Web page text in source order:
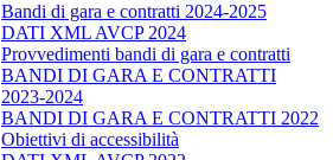
Bandi di gara e contratti 2024-2025
DATI XML AVCP 2024
Provvedimenti bandi di gara e contratti
BANDI DI GARA E CONTRATTI
2023-2024
BANDI DI GARA E CONTRATTI 2022
Obiettivi di accessibilità